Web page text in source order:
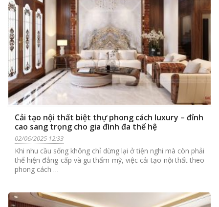
Cải tạo nội thất biệt thự phong cách luxury – đỉnh
cao sang trọng cho gia đình đa thế hệ
02/06/2025 12:33
Khi nhu cầu sống không chỉ dừng lại ở tiện nghi mà còn phải
thể hiện đẳng cấp và gu thẩm mỹ, việc cải tạo nội thất theo
phong cách …